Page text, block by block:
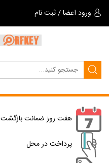
ورود اعضا/ثبت نام
هفت روز ضمانت بازگشت
پرداخت در محل